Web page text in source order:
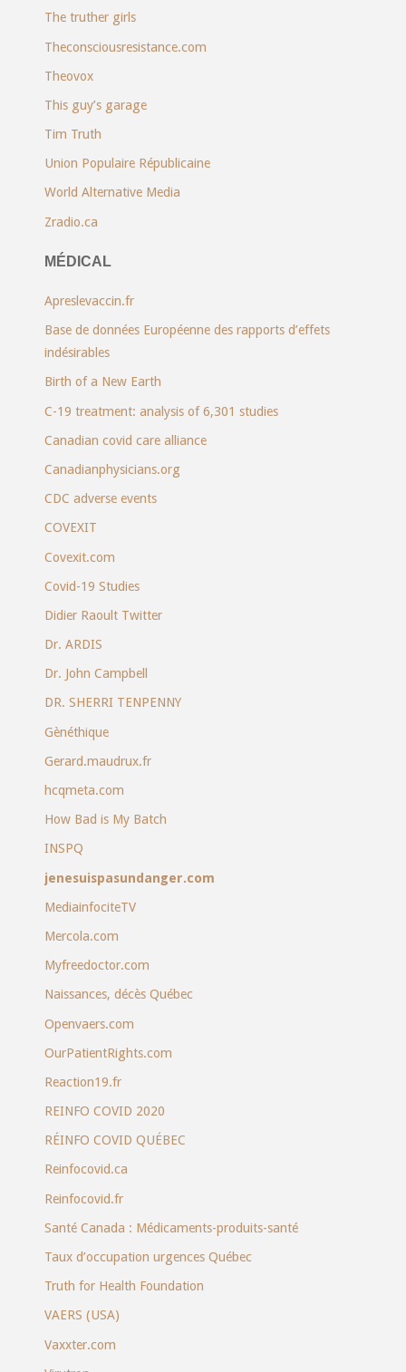
The truther girls
Theconsciousresistance.com
Theovox
This guy’s garage
Tim Truth
Union Populaire Républicaine
World Alternative Media
Zradio.ca
MÉDICAL
Apreslevaccin.fr
Base de données Européenne des rapports d’effets
indésirables
Birth of a New Earth
C-19 treatment: analysis of 6,301 studies
Canadian covid care alliance
Canadianphysicians.org
CDC adverse events
COVEXIT
Covexit.com
Covid-19 Studies
Didier Raoult Twitter
Dr. ARDIS
Dr. John Campbell
DR. SHERRI TENPENNY
Gènéthique
Gerard.maudrux.fr
hcqmeta.com
How Bad is My Batch
INSPQ
jenesuispasundanger.com
MediainfociteTV
Mercola.com
Myfreedoctor.com
Naissances, décès Québec
Openvaers.com
OurPatientRights.com
Reaction19.fr
REINFO COVID 2020
RÉINFO COVID QUÉBEC
Reinfocovid.ca
Reinfocovid.fr
Santé Canada : Médicaments-produits-santé
Taux d’occupation urgences Québec
Truth for Health Foundation
VAERS (USA)
Vaxxter.com